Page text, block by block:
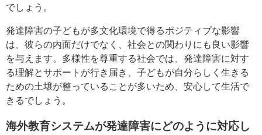
でしょう。
発達障害の子どもが多文化環境で得るポジティブな影響
は、彼らの内面だけでなく、社会との関わりにも良い影響
を与えます。多様性を尊重する社会では、発達障害に対す
る理解とサポートが行き届き、子どもが自分らしく生きる
ための土壌が整っていることが多いため、安心して生活で
きるでしょう。
海外教育システムが発達障害にどのように対応し